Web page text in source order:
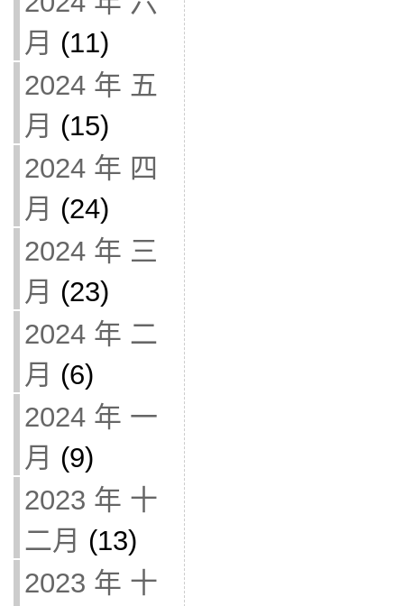
月 (11)
2024 年 五
月 (15)
2024 年 四
月 (24)
2024 年 三
月 (23)
2024 年 二
月 (6)
2024 年 一
月 (9)
2023 年 十
二月 (13)
2023 年 十